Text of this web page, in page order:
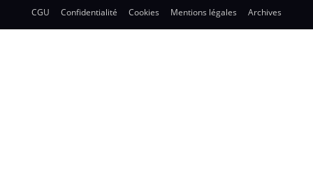
CGU Confidentialité Cookies Mentions légales Archives